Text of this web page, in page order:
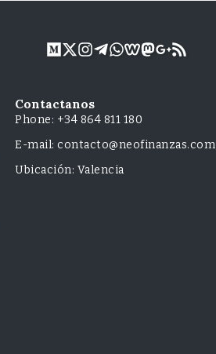
Contactanos
Phone: +34 864 811 180
E-mail: contacto@neofinanzas.com
Ubicación: Valencia